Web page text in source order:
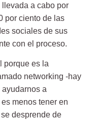
a cabo por
por ciento de las
sociales de sus
con el proceso.
porque es la
networking -hay
a
menos tener en
desprende de